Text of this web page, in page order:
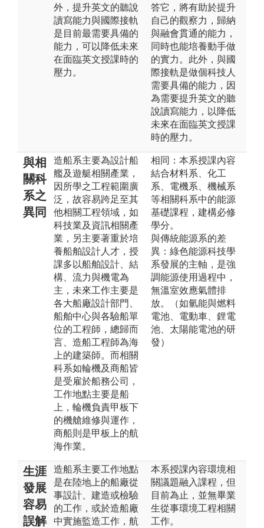
外，提升英文的聽說
讀寫能力與國際接軌
是目前最需要具備的
能力，可以降低未來
在面臨英文授課時的
壓力。
答它，將有助於提升
自己的觀察力，歸納
與融會貫通的能力，
同時也能培養動手做
的實力。此外，與國
際接軌是做個科技人
需要具備的能力，因
為需要提升英文的聽
說讀寫能力，以降低
未來在面臨英文授課
時的壓力。
與相
關科
系之
異同
造船系主要為設計船
艦及遊艇相關產業，
因所學之工程範圍廣
泛，故容易跨足至其
他相關工程領域，如
科技業及資訊相關產
業，另主要著重於培
養船舶設計人才，授
課多以船舶設計、結
構、流力與機電為
主，未來工作主要是
各大船廠設計部門、
船舶中心與各驗船單
位的工程師，總歸而
言、造船工程師為海
上的建築師。而相關
科系如輪機及商船皆
是受雇於船務公司，
工作地點主要是船
上，輪機負責甲板下
的機艙維修與運作，
商船則是甲板上的航
海作業。
相同：本系授課內容
結合材料系、化工
系、電機系、機械系
等相關科系中的能源
基礎課程，建構必修
學分。
與傳統能源系的差
異：綠色能源科技學
系發展的主軸，是強
調能源使用過程中，
無溫室效應氣體排
放。（如氫能與燃料
電池、電動車、鋰電
池、太陽能電池的研
發）
生涯
發展
容易
誤解
造船系主要工作地點
是在陸地上的船廠從
事設計、建造或檢驗
的工作，或於造船廠
中實施監造工作，航
本系授課內容環境相
關議題融入課程，但
目前為止，並無畢業
生從事環境工程相關
工作。